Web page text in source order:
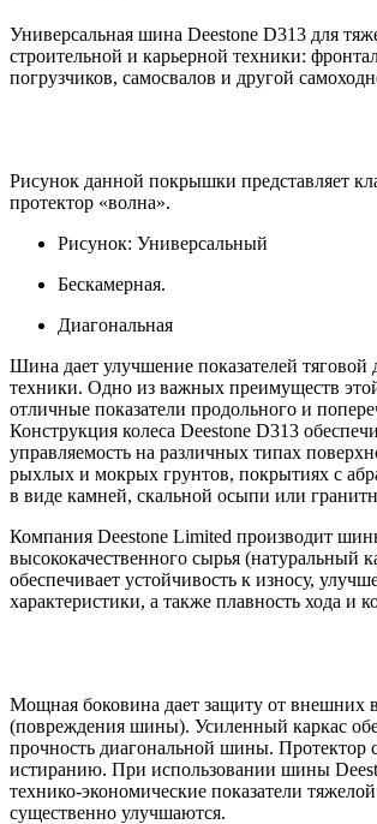
Универсальная шина Deestone D313 для
строительной и карьерной техники:
погрузчиков, самосвалов и другой
Рисунок данной покрышки представляет
протектор «волна».
Рисунок: Универсальный
Бескамерная.
Диагональная
Шина дает улучшение показателей тяговой
техники. Одно из важных преимуществ
отличные показатели продольного и
Конструкция колеса Deestone D313
управляемость на различных типах
рыхлых и мокрых грунтов, покрытиях с
в виде камней, скальной осыпи или
Компания Deestone Limited производит
высококачественного сырья (натуральный
обеспечивает устойчивость к износу,
характеристики, а также плавность хода и
Мощная боковина дает защиту от внешних
(повреждения шины). Усиленный каркас
прочность диагональной шины. Протектор
истиранию. При использовании шины
технико-экономические показатели
существенно улучшаются.